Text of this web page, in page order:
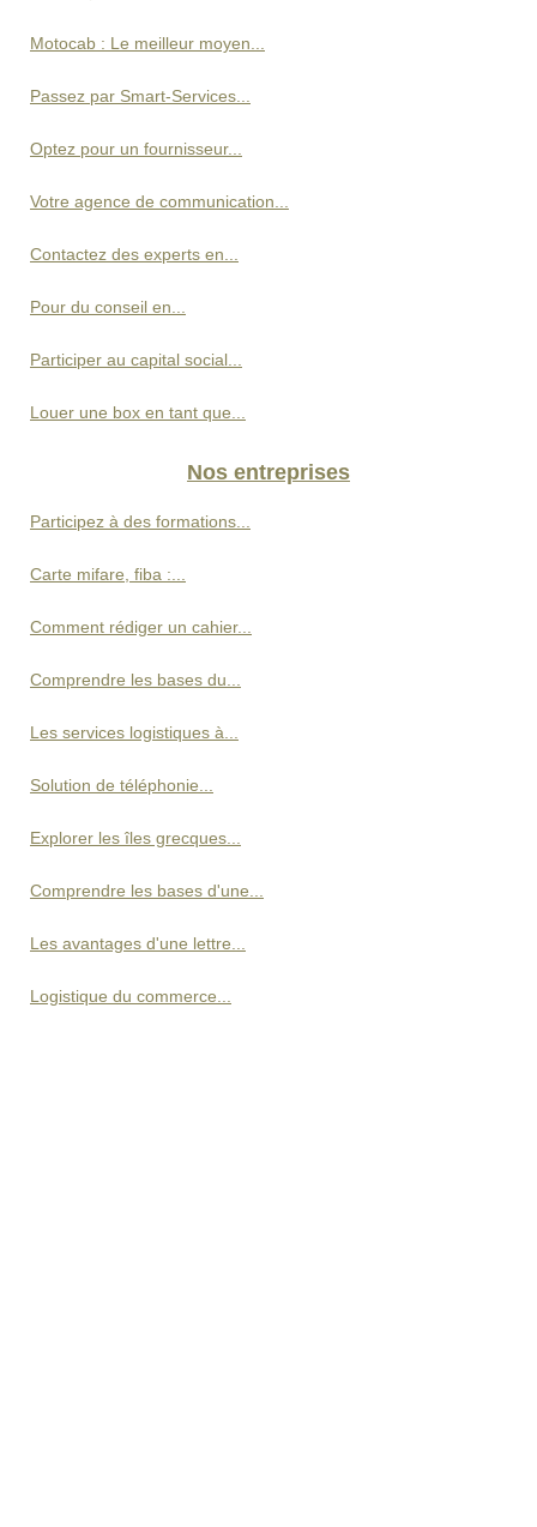
Motocab : Le meilleur moyen...
Passez par Smart-Services...
Optez pour un fournisseur...
Votre agence de communication...
Contactez des experts en...
Pour du conseil en...
Participer au capital social...
Louer une box en tant que...
Nos entreprises
Participez à des formations...
Carte mifare, fiba :...
Comment rédiger un cahier...
Comprendre les bases du...
Les services logistiques à...
Solution de téléphonie...
Explorer les îles grecques...
Comprendre les bases d'une...
Les avantages d'une lettre...
Logistique du commerce...